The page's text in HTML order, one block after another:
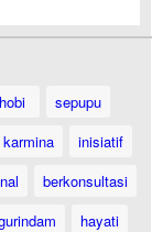
hobi
sepupu
karmina
inisiatif
berkonsultasi
hayati